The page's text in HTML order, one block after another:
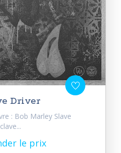
Driver
: Bob Marley Slave
le prix